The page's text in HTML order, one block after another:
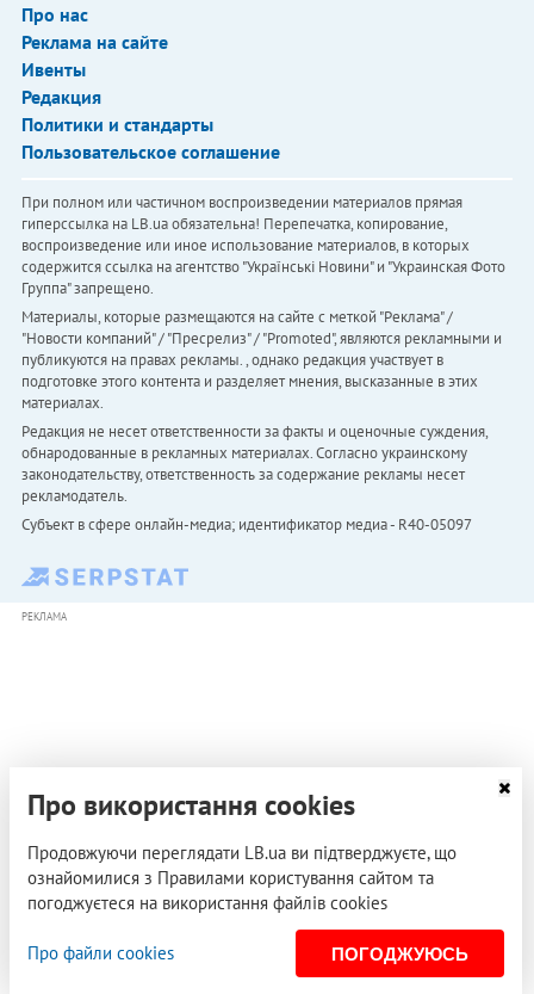
Про нас
Реклама на сайте
Ивенты
Редакция
Политики и стандарты
Пользовательское соглашение
При полном или частичном воспроизведении материалов прямая
гиперссылка на LB.ua обязательна! Перепечатка, копирование,
воспроизведение или иное использование материалов, в которых
содержится ссылка на агентство "Українськi Новини" и "Украинская Фото
Группа" запрещено.
Материалы, которые размещаются на сайте с меткой "Реклама" /
"Новости компаний" / "Пресрелиз" / "Promoted", являются рекламными и
публикуются на правах рекламы. , однако редакция участвует в
подготовке этого контента и разделяет мнения, высказанные в этих
материалах.
Редакция не несет ответственности за факты и оценочные суждения,
обнародованные в рекламных материалах. Согласно украинскому
законодательству, ответственность за содержание рекламы несет
рекламодатель.
Субъект в сфере онлайн-медиа; идентификатор медиа - R40-05097
РЕКЛАМА
Про використання cookies
Продовжуючи переглядати LB.ua ви підтверджуєте, що
ознайомилися з Правилами користування сайтом та
погоджуєтеся на використання файлів cookies
Про файли cookies ПОГОДЖУЮСЬ